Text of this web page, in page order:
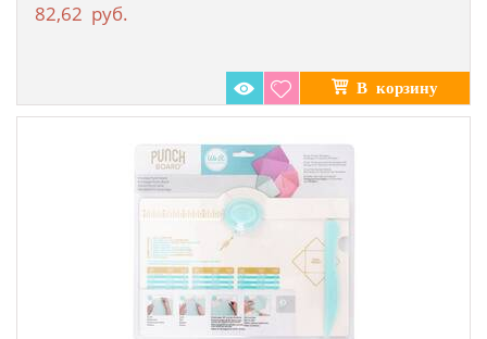
82,62 руб.